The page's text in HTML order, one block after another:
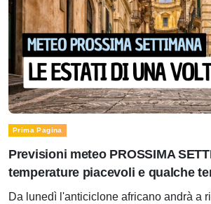
Prima Pagina
Previsioni meteo PROSSIMA
temperature piacevoli e qualche
Da lunedì l'anticiclone africano andrà a